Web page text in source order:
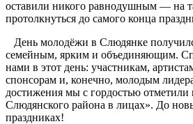
оставили никого равнодушным — на
протолкнуться до самого конца
День молодёжи в Слюдянке
семейным, ярким и объединяющим.
нами в этот день: участникам,
спонсорам и, конечно, молодым
достижения мы с гордостью отметили
Слюдянского района в лицах». До
праздниках!